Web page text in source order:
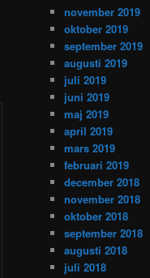
november 2019
oktober 2019
september 2019
augusti 2019
juli 2019
juni 2019
maj 2019
april 2019
mars 2019
februari 2019
december 2018
november 2018
oktober 2018
september 2018
augusti 2018
juli 2018